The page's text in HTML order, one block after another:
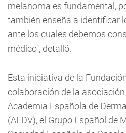
melanoma es fundamental,
también enseña a identificar
ante los cuales debemos
médico", detalló.
Esta iniciativa de la
colaboración de la
Academia Española de
(AEDV), el Grupo Español de